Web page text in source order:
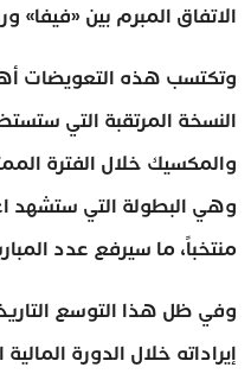
الاتفاق المبرم بين «فيفا»
وتكتسب هذه التعويضات
النسخة المرتقبة التي
منتخباً، ما سيرفع عدد المباريات من 64 إلى
وفي ظل هذا التوسع